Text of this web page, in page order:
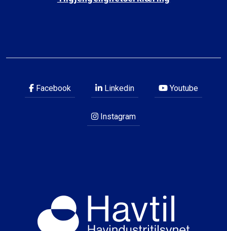
Facebook Linkedin Youtube
Instagram